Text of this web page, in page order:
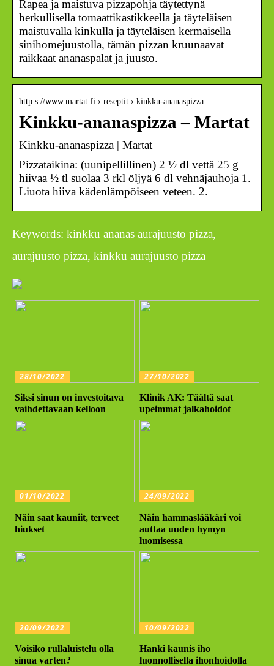
Rapea ja maistuva pizzapohja täytettynä
herkullisella tomaattikastikkeella ja täyteläisen
maistuvalla kinkulla ja täyteläisen kermaisella
sinihomejuustolla, tämän pizzan kruunaavat
raikkaat ananaspalat ja juusto.
http s://www.martat.fi › reseptit › kinkku-ananaspizza
Kinkku-ananaspizza – Martat
Kinkku-ananaspizza | Martat
Pizzataikina: (uunipellillinen) 2 ½ dl vettä 25 g
hiivaa ½ tl suolaa 3 rkl öljyä 6 dl vehnäjauhoja 1.
Liuota hiiva kädenlämpöiseen veteen. 2.
Keywords: kinkku ananas aurajuusto pizza,
aurajuusto pizza, kinkku aurajuusto pizza
28/10/2022
Siksi sinun on investoitava
vaihdettavaan kelloon
27/10/2022
Klinik AK: Täältä saat
upeimmat jalkahoidot
01/10/2022
Näin saat kauniit, terveet
hiukset
24/09/2022
Näin hammaslääkäri voi
auttaa uuden hymyn
luomisessa
20/09/2022
Voisiko rullaluistelu olla
sinua varten?
10/09/2022
Hanki kaunis iho
luonnollisella ihonhoidolla